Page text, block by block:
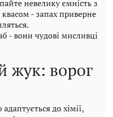
невелику ємність з
- запах приверне
- вони чудові мисливці
жук: ворог
до хімії,